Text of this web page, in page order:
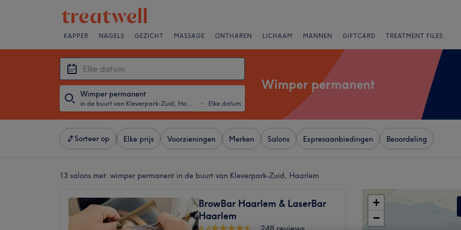
KAPPER NAGELS GEZICHT MASSAGE ONTHAREN LICHAAM MANNEN GIFTCARD TREATMENT FILES
Wimper permanent
in de buurt van Kleverpark-Zuid, Haarlem ・ Elke datum
Wimper permanent
Sorteer op Elke prijs Voorzieningen Merken Salons Expresaanbiedingen Beoordeling
13 salons met: wimper permanent in de buurt van Kleverpark-Zuid, Haarlem
BrowBar Haarlem & LaserBar
Haarlem
+
−